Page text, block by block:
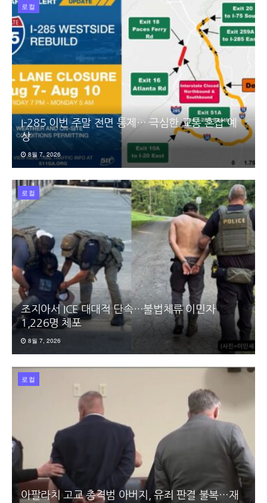
로컬
I-285 이번 주말 전면 통제… 극심한 교통 혼잡 예
상
8월 7, 2026
로컬
조지아서 ICE 대대적 단속…불법체류 이민자
1,226명 체포
8월 7, 2026
로컬
아팔라치 고교 총격범 아버지, 유죄 판결 불복…재